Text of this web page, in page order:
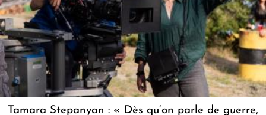
Tamara Stepanyan : « Dès qu’on parle de guerre,